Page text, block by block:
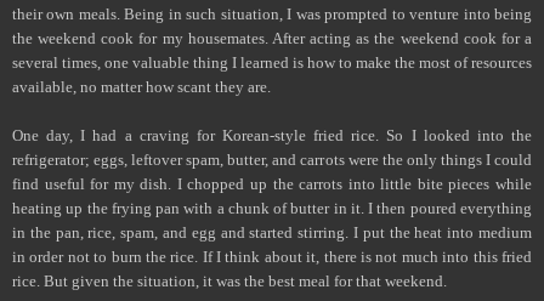
their own meals. Being in such situation, I was prompted to venture into being
the weekend cook for my housemates. After acting as the weekend cook for a
several times, one valuable thing I learned is how to make the most of resources
available, no matter how scant they are.
One day, I had a craving for Korean-style fried rice. So I looked into the
refrigerator; eggs, leftover spam, butter, and carrots were the only things I could
find useful for my dish. I chopped up the carrots into little bite pieces while
heating up the frying pan with a chunk of butter in it. I then poured everything
in the pan, rice, spam, and egg and started stirring. I put the heat into medium
in order not to burn the rice. If I think about it, there is not much into this fried
rice. But given the situation, it was the best meal for that weekend.